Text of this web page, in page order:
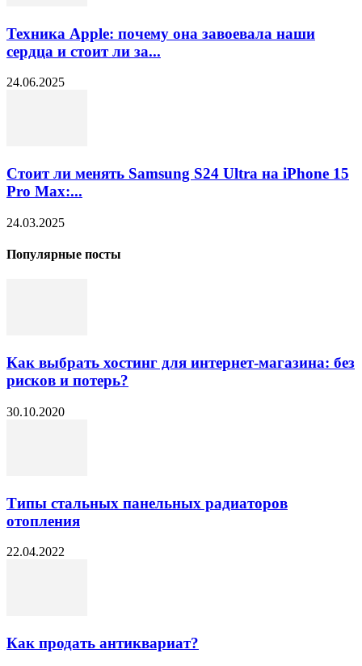
Техника Apple: почему она завоевала наши
сердца и стоит ли за...
24.06.2025
Стоит ли менять Samsung S24 Ultra на iPhone 15
Pro Max:...
24.03.2025
Популярные посты
Как выбрать хостинг для интернет-магазина: без
рисков и потерь?
30.10.2020
Типы стальных панельных радиаторов
отопления
22.04.2022
Как продать антиквариат?